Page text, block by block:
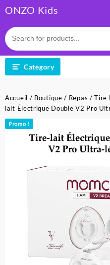
to
content
ONZO Kids
Category
Accueil / Boutique / Repas /Tire
lait Électrique Double V2 Pro
Promo !